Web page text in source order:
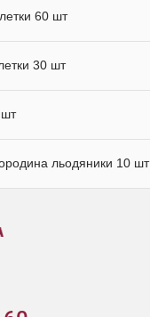
60 шт
30 шт
шт
льодяники 10 шт